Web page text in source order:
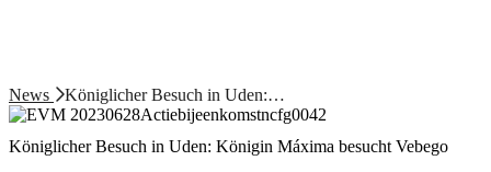
News Königlicher Besuch in Uden:…
Königlicher Besuch in Uden: Königin Máxima besucht Vebego